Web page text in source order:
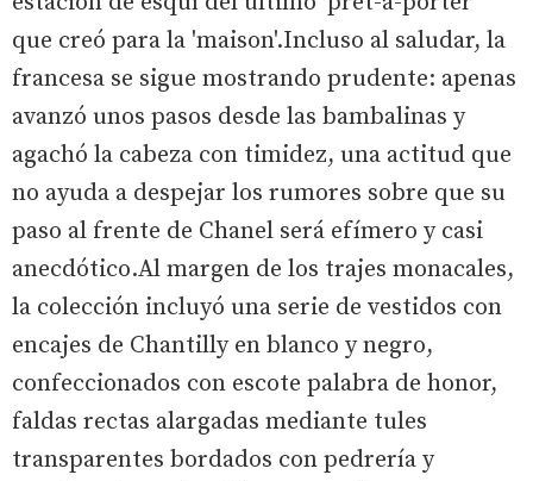
que creó para la 'maison'.Incluso al saludar, la
francesa se sigue mostrando prudente: apenas
avanzó unos pasos desde las bambalinas y
agachó la cabeza con timidez, una actitud que
no ayuda a despejar los rumores sobre que su
paso al frente de Chanel será efímero y casi
anecdótico.Al margen de los trajes monacales,
la colección incluyó una serie de vestidos con
encajes de Chantilly en blanco y negro,
confeccionados con escote palabra de honor,
faldas rectas alargadas mediante tules
transparentes bordados con pedrería y